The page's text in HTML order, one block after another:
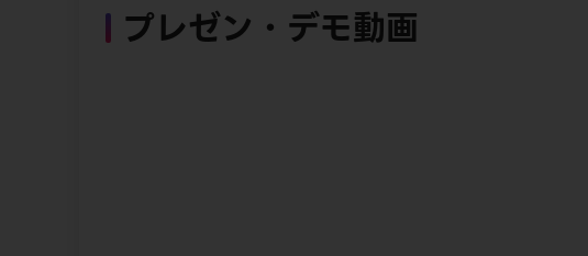
プレゼン・デモ動画